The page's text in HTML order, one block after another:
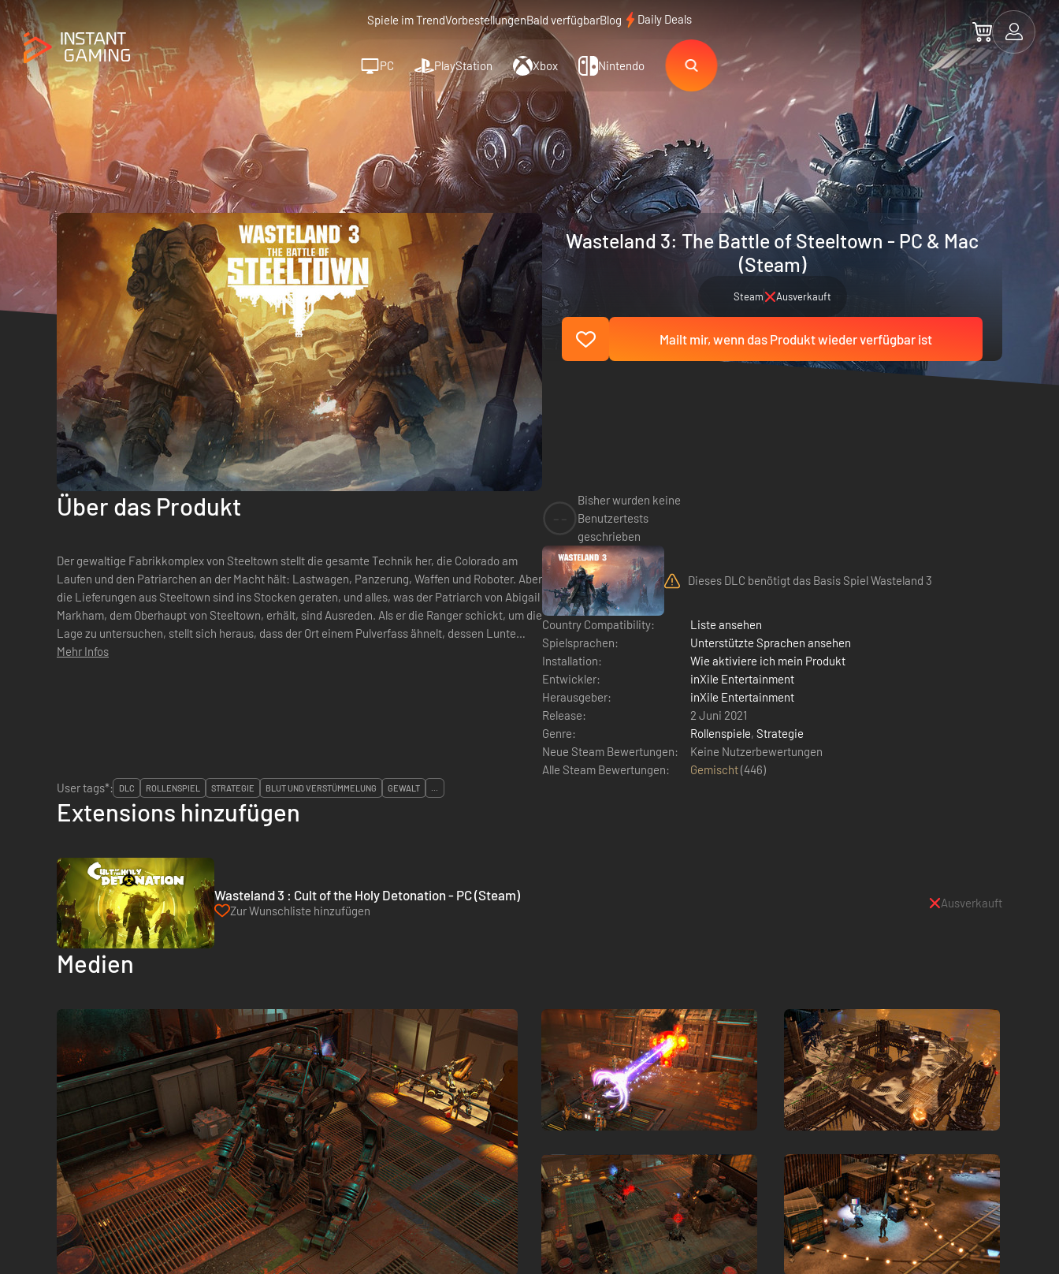
Spiele im TrendVorbestellungenBald verfügbarBlog Daily Deals
PC PlayStation Xbox Nintendo
Wasteland 3: The Battle of Steeltown - PC & Mac
(Steam)
Steam Ausverkauft
Mailt mir, wenn das Produkt wieder verfügbar ist
Über das Produkt
Der gewaltige Fabrikkomplex von Steeltown stellt die gesamte Technik her, die Colorado am
Laufen und den Patriarchen an der Macht hält: Lastwagen, Panzerung, Waffen und Roboter. Aber
die Lieferungen aus Steeltown sind ins Stocken geraten, und alles, was der Patriarch von Abigail
Markham, dem Oberhaupt von Steeltown, erhält, sind Ausreden. Als er die Ranger schickt, um die
Lage zu untersuchen, stellt sich heraus, dass der Ort einem Pulverfass ähnelt, dessen Lunte
bereits brennt. Die Arbeiter...
Mehr Infos
Bisher wurden keine
Benutzertests
geschrieben
Dieses DLC benötigt das Basis Spiel Wasteland 3
Country Compatibility:
Liste ansehen
Spielsprachen:
Unterstützte Sprachen ansehen
Installation:
Wie aktiviere ich mein Produkt
Entwickler:
inXile Entertainment
Herausgeber:
inXile Entertainment
Release:
2 Juni 2021
Genre:
Rollenspiele, Strategie
Neue Steam Bewertungen:
Keine Nutzerbewertungen
Alle Steam Bewertungen:
Gemischt(446)
User tags*:
DLC ROLLENSPIEL STRATEGIE BLUT UND VERSTÜMMELUNG GEWALT ...
Extensions hinzufügen
Wasteland 3 : Cult of the Holy Detonation - PC (Steam)
Zur Wunschliste hinzufügen
Ausverkauft
Medien